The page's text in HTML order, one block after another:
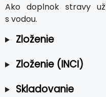
Ako doplnok stravy
s vodou.
Zloženie
Zloženie (INCI)
Skladovanie